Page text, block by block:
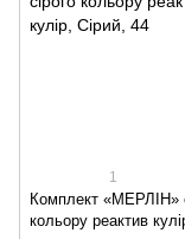
1
Комплект «МЕРЛІН»
кольору реактив